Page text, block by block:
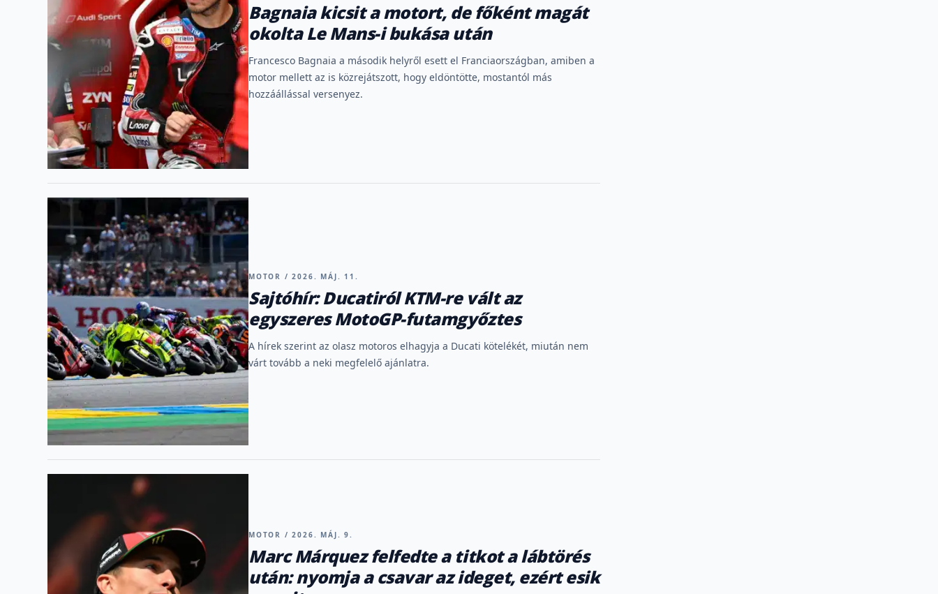
Bagnaia kicsit a motort, de főként magát
okolta Le Mans-i bukása után
Francesco Bagnaia a második helyről esett el Franciaországban, amiben a
motor mellett az is közrejátszott, hogy eldöntötte, mostantól más
hozzáállással versenyez.
MOTOR / 2026. MÁJ. 11.
Sajtóhír: Ducatiról KTM-re vált az
egyszeres MotoGP-futamgyőztes
A hírek szerint az olasz motoros elhagyja a Ducati kötelékét, miután nem
várt tovább a neki megfelelő ajánlatra.
MOTOR / 2026. MÁJ. 9.
Marc Márquez felfedte a titkot a lábtörés
után: nyomja a csavar az ideget, ezért esik